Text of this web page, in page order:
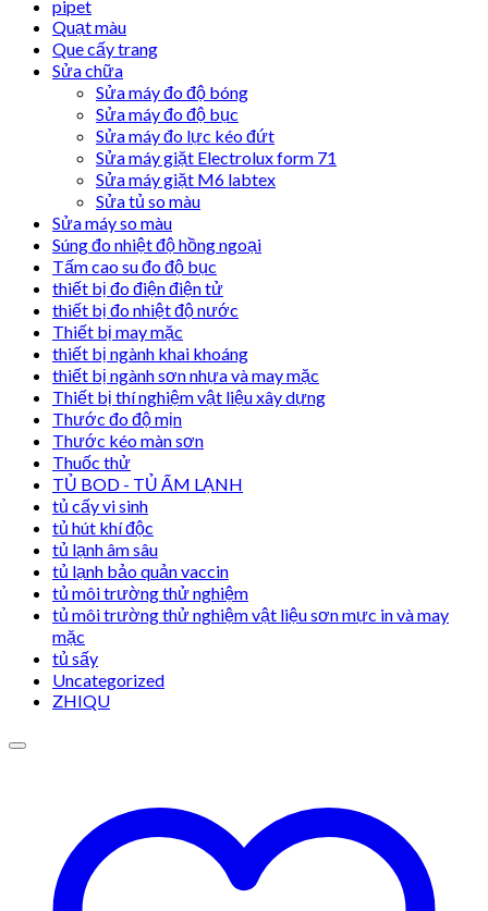
pipet
Quạt màu
Que cấy trang
Sửa chữa
Sửa máy đo độ bóng
Sửa máy đo độ bục
Sửa máy đo lực kéo đứt
Sửa máy giặt Electrolux form 71
Sửa máy giặt M6 labtex
Sửa tủ so màu
Sửa máy so màu
Súng đo nhiệt độ hồng ngoại
Tấm cao su đo độ bục
thiết bị đo điện điện tử
thiết bị đo nhiệt độ nước
Thiết bị may mặc
thiết bị ngành khai khoáng
thiết bị ngành sơn nhựa và may mặc
Thiết bị thí nghiệm vật liệu xây dựng
Thước đo độ mịn
Thước kéo màn sơn
Thuốc thử
TỦ BOD - TỦ ẤM LẠNH
tủ cấy vi sinh
tủ hút khí độc
tủ lạnh âm sâu
tủ lạnh bảo quản vaccin
tủ môi trường thử nghiệm
tủ môi trường thử nghiệm vật liệu sơn mực in và may
mặc
tủ sấy
Uncategorized
ZHIQU